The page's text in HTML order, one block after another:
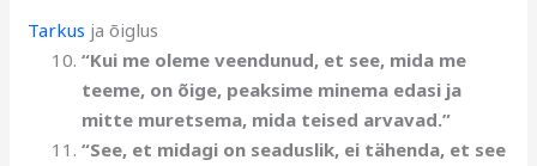
Tarkus ja õiglus
“Kui me oleme veendunud, et see, mida me
teeme, on õige, peaksime minema edasi ja
mitte muretsema, mida teised arvavad.”
“See, et midagi on seaduslik, ei tähenda, et see